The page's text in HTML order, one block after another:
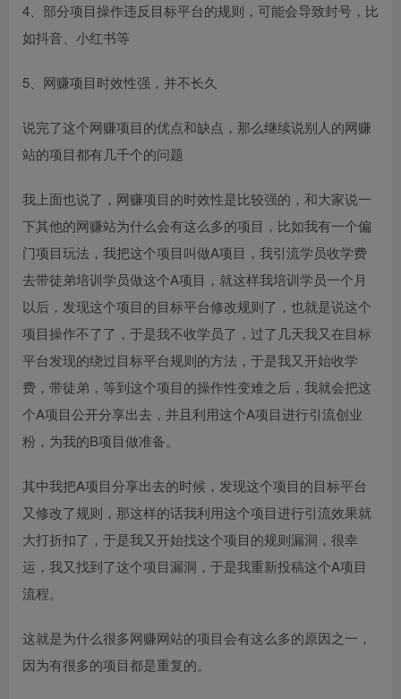
4、部分项目操作违反目标平台的规则，可能会导致封号，比
如抖音、小红书等
5、网赚项目时效性强，并不长久
说完了这个网赚项目的优点和缺点，那么继续说别人的网赚
站的项目都有几千个的问题
我上面也说了，网赚项目的时效性是比较强的，和大家说一
下其他的网赚站为什么会有这么多的项目，比如我有一个偏
门项目玩法，我把这个项目叫做A项目，我引流学员收学费
去带徒弟培训学员做这个A项目，就这样我培训学员一个月
以后，发现这个项目的目标平台修改规则了，也就是说这个
项目操作不了了，于是我不收学员了，过了几天我又在目标
平台发现的绕过目标平台规则的方法，于是我又开始收学
费，带徒弟，等到这个项目的操作性变难之后，我就会把这
个A项目公开分享出去，并且利用这个A项目进行引流创业
粉，为我的B项目做准备。
其中我把A项目分享出去的时候，发现这个项目的目标平台
又修改了规则，那这样的话我利用这个项目进行引流效果就
大打折扣了，于是我又开始找这个项目的规则漏洞，很幸
运，我又找到了这个项目漏洞，于是我重新投稿这个A项目
流程。
这就是为什么很多网赚网站的项目会有这么多的原因之一，
因为有很多的项目都是重复的。